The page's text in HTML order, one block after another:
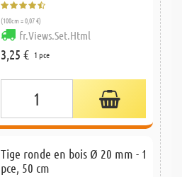
(100cm = 0,07 €)
fr.Views.Set.Html
3,25 € 1 pce
Tige ronde en bois Ø 20 mm - 1
pce, 50 cm